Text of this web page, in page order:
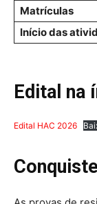
Matrículas
Início das
Edital na
Edital HAC 2026